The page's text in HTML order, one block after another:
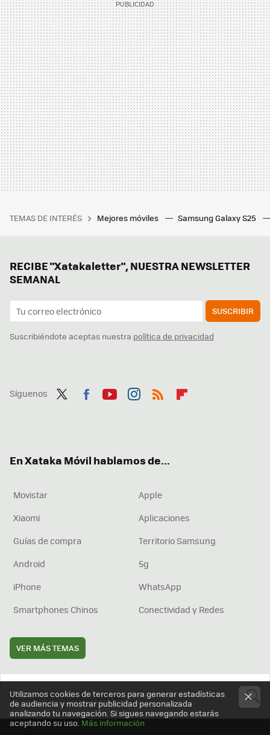
TEMAS DE INTERÉS Mejores móviles Samsung Galaxy S25
RECIBE "Xatakaletter", NUESTRA NEWSLETTER
SEMANAL
SUSCRIBIR
Suscribiéndote aceptas nuestra política de privacidad
Síguenos
En Xataka Móvil hablamos de...
Movistar
Apple
Xiaomi
Aplicaciones
Guías de compra
Territorio Samsung
Android
5g
iPhone
WhatsApp
Smartphones Chinos
Conectividad y Redes
VER MÁS TEMAS
Utilizamos cookies de terceros para generar estadísticas
de audiencia y mostrar publicidad personalizada
analizando tu navegación. Si sigues navegando estarás
aceptando su uso. Más información